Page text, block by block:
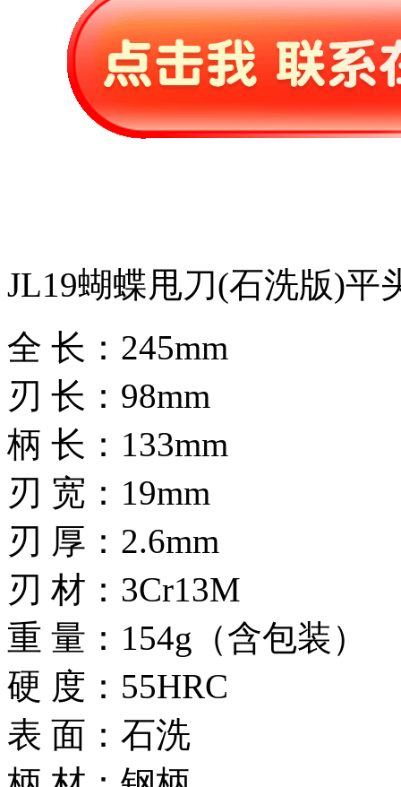
JL19蝴蝶甩刀(石洗版)平
全 长：245mm
刃 长：98mm
柄 长：133mm
刃 宽：19mm
刃 厚：2.6mm
刃 材：3Cr13M
重 量：154g（含包装）
硬 度：55HRC
表 面：石洗